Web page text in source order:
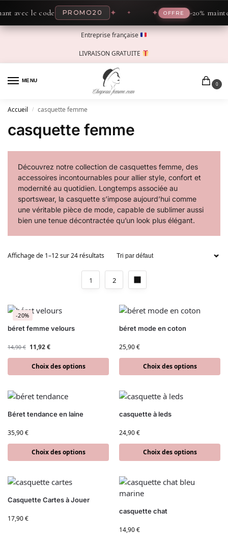
le code PROMO20 ✦ OFFRE -20%
Entreprise française
LIVRAISON GRATUITE
MENU
0
Accueil / casquette femme
casquette femme
Découvrez notre collection de casquettes femme, des
accessoires incontournables pour allier style, confort et
modernité au quotidien. Longtemps associée au
sportswear, la casquette s’impose aujourd’hui comme
une véritable pièce de mode, capable de sublimer aussi
bien une tenue décontractée qu’un look plus élégant.
Affichage de 1–12 sur 24 résultats
1 2
-20%
béret femme velours
14,90€ 11,92€
Choix des options
béret mode en coton
25,90€
Choix des options
Béret tendance en laine
35,90€
Choix des options
casquette à leds
24,90€
Choix des options
Casquette Cartes à Jouer
17,90€
casquette chat
14,90€